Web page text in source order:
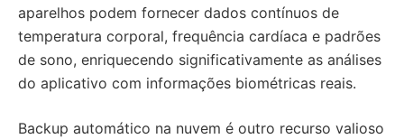
aparelhos podem fornecer dados contínuos de
temperatura corporal, frequência cardíaca e padrões
de sono, enriquecendo significativamente as análises
do aplicativo com informações biométricas reais.
Backup automático na nuvem é outro recurso valioso